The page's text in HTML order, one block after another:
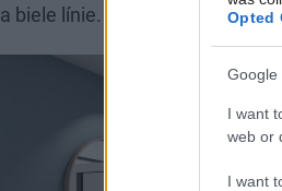
Opted
Google
I want
web or
I want
a biele línie. Kolekcia DIVERA